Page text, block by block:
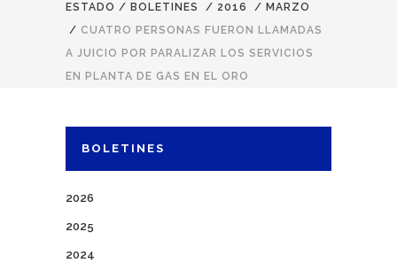
ESTADO / BOLETINES / 2016 / MARZO
/ CUATRO PERSONAS FUERON LLAMADAS
A JUICIO POR PARALIZAR LOS SERVICIOS
EN PLANTA DE GAS EN EL ORO
BOLETINES
2026
2025
2024